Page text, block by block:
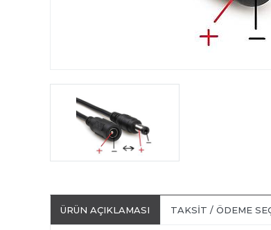
ÜRÜN AÇIKLAMASI TAKSIT / ÖDEME